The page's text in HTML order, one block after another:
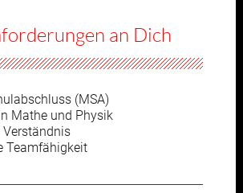
an Dich
(MSA)
Mathe und Physik
Teamfähigkeit